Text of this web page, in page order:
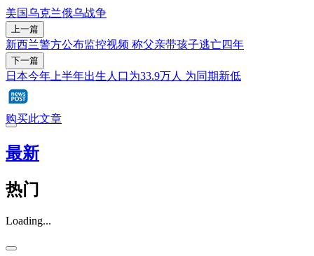
美国乌克兰俄乌战争
上一篇
新西兰警方公布监控视频 称父亲带孩子逃亡四年
下一篇
日本今年上半年出生人口为33.9万人 为同期新低
购买此文章
最新
热门
Loading...